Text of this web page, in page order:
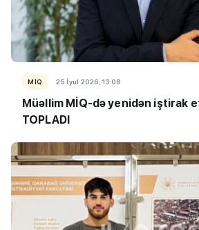
MİQ 25 İyul 2026, 13:08
Müəllim MİQ-də yenidən iştirak
TOPLADI